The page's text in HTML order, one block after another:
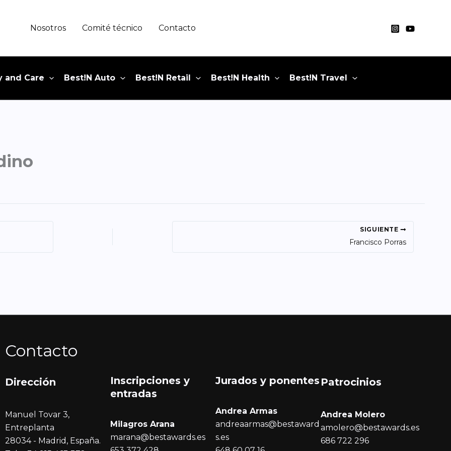
Nosotros Comité técnico Contacto
and Care Best!N Auto Best!N Retail Best!N Health Best!N Travel
SIGUIENTE
Francisco Porras
Contacto
Dirección
Manuel Tovar 3,
Entreplanta
28034 - Madrid, España.
Inscripciones y
entradas
Milagros Arana
marana@bestawards.es
Jurados y ponentes
Andrea Armas
andreaarmas@bestaward
s.es
Patrocinios
Andrea Molero
amolero@bestawards.es
686 722 296